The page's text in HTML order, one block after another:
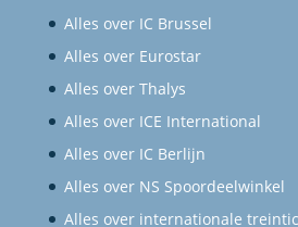
Alles over IC Brussel
Alles over Eurostar
Alles over Thalys
Alles over ICE International
Alles over IC Berlijn
Alles over NS Spoordeelwinkel
Alles over internationale